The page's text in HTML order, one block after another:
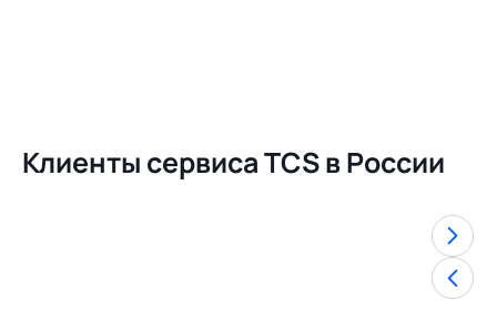
Клиенты сервиса TCS в России